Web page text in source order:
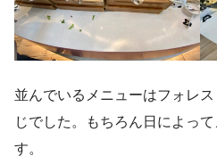
並んでいるメニューはフォレ
じでした。もちろん日によっ
す。